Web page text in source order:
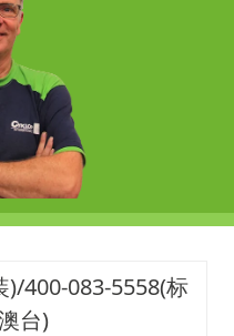
)/400-083-5558(标
台)